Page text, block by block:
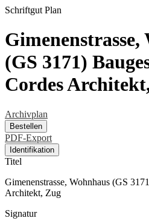
Schriftgut Plan
Gimenenstrasse,
(GS 3171)
Cordes
Archivplan
Bestellen
PDF-Export
Identifikation
Titel
Gimenenstrasse, Wohnhaus (GS
Architekt, Zug
Signatur